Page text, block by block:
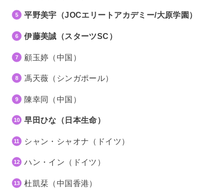
平野美宇（JOCエリートアカデミー/大原学園）
伊藤美誠（スターツSC）
顧玉婷（中国）
馮天薇（シンガポール）
陳幸同（中国）
早田ひな（日本生命）
シャン・シャオナ（ドイツ）
ハン・イン（ドイツ）
杜凱栞（中国香港）